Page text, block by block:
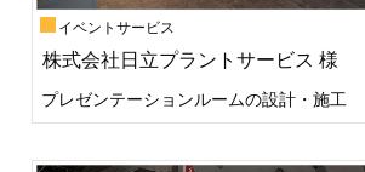
イベントサービス
株式会社日立プラントサービス 様
プレゼンテーションルームの設計・施工